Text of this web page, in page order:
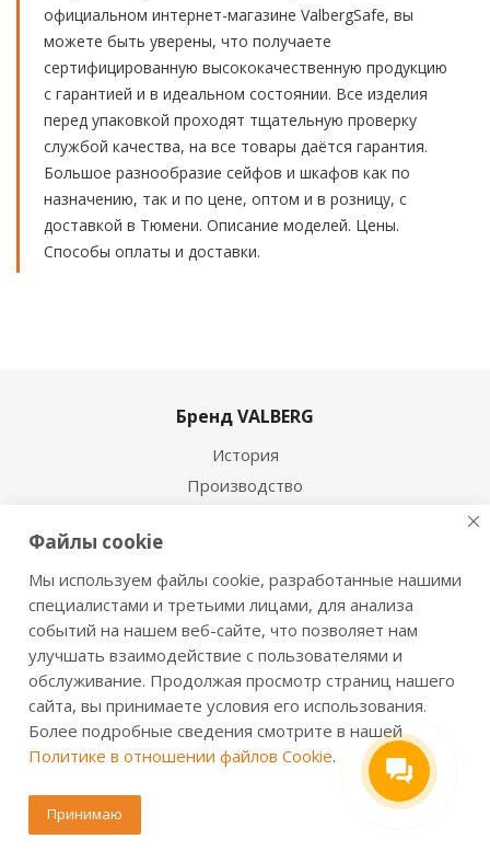
официальном интернет-магазине ValbergSafe, вы
можете быть уверены, что получаете
сертифицированную высококачественную продукцию
с гарантией и в идеальном состоянии. Все изделия
перед упаковкой проходят тщательную проверку
службой качества, на все товары даётся гарантия.
Большое разнообразие сейфов и шкафов как по
назначению, так и по цене, оптом и в розницу, с
доставкой в Тюмени. Описание моделей. Цены.
Способы оплаты и доставки.
Бренд VALBERG
История
Производство
Продукция
Сейфы для дома
Офисные сейфы
Оружейные сейфы и шкафы
Огнестойкие сейфы
Взломостойкие сейфы
Огневзломостойкие сейфы
Файлы cookie
Мы используем файлы cookie, разработанные нашими
специалистами и третьими лицами, для анализа
событий на нашем веб-сайте, что позволяет нам
улучшать взаимодействие с пользователями и
обслуживание. Продолжая просмотр страниц нашего
сайта, вы принимаете условия его использования.
Более подробные сведения смотрите в нашей
Политике в отношении файлов Cookie.
Принимаю